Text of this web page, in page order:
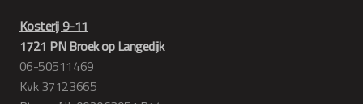
Kosterij 9-11
1721 PN Broek op Langedijk
06-50511469
Kvk 37123665